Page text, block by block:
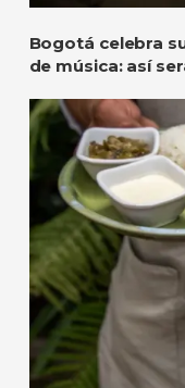
Bogotá celebra
de música: así